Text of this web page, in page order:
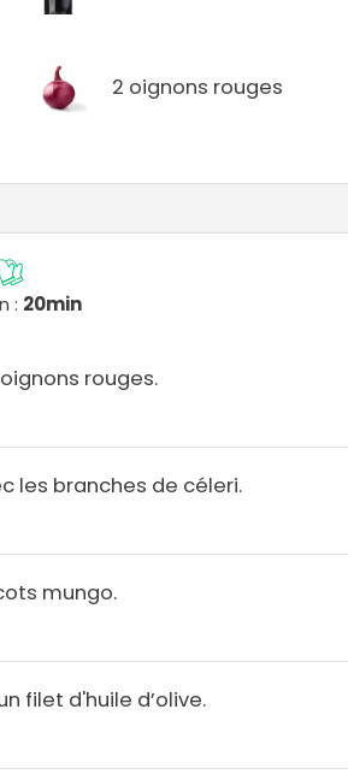
2 oignons rouges
: 20min
rouges.
les branches de céleri.
mungo.
filet d'huile d’olive.